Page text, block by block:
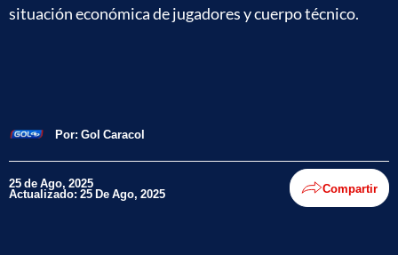
situación económica de jugadores y cuerpo técnico.
Por: Gol Caracol
25 de Ago, 2025
Actualizado: 25 De Ago, 2025 Compartir